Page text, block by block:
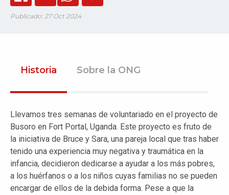
Publicado: 27 Oct 2024
Historia Sobre la ONG
Llevamos tres semanas de voluntariado en el proyecto de
Busoro en Fort Portal, Uganda. Este proyecto es fruto de
la iniciativa de Bruce y Sara, una pareja local que tras haber
tenido una experiencia muy negativa y traumática en la
infancia, decidieron dedicarse a ayudar a los más pobres,
a los huérfanos o a los niños cuyas familias no se pueden
encargar de ellos de la debida forma. Pese a que la